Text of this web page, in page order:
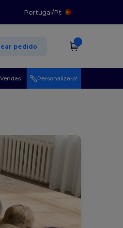
Portugal/Pt
pedido
Vendas Personaliza-o!